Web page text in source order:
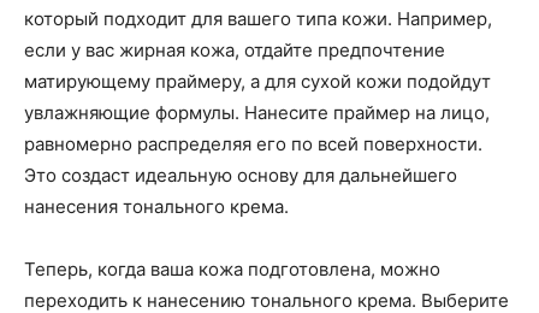
который подходит для вашего типа кожи. Например,
если у вас жирная кожа, отдайте предпочтение
матирующему праймеру, а для сухой кожи подойдут
увлажняющие формулы. Нанесите праймер на лицо,
равномерно распределяя его по всей поверхности.
Это создаст идеальную основу для дальнейшего
нанесения тонального крема.
Теперь, когда ваша кожа подготовлена, можно
переходить к нанесению тонального крема. Выберите